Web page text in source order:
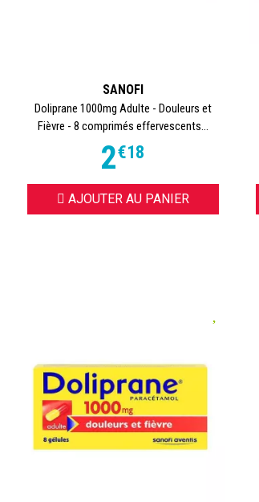
SANOFI
Doliprane 1000mg Adulte - Douleurs et
Fièvre - 8 comprimés effervescents...
2€18
AJOUTER AU PANIER